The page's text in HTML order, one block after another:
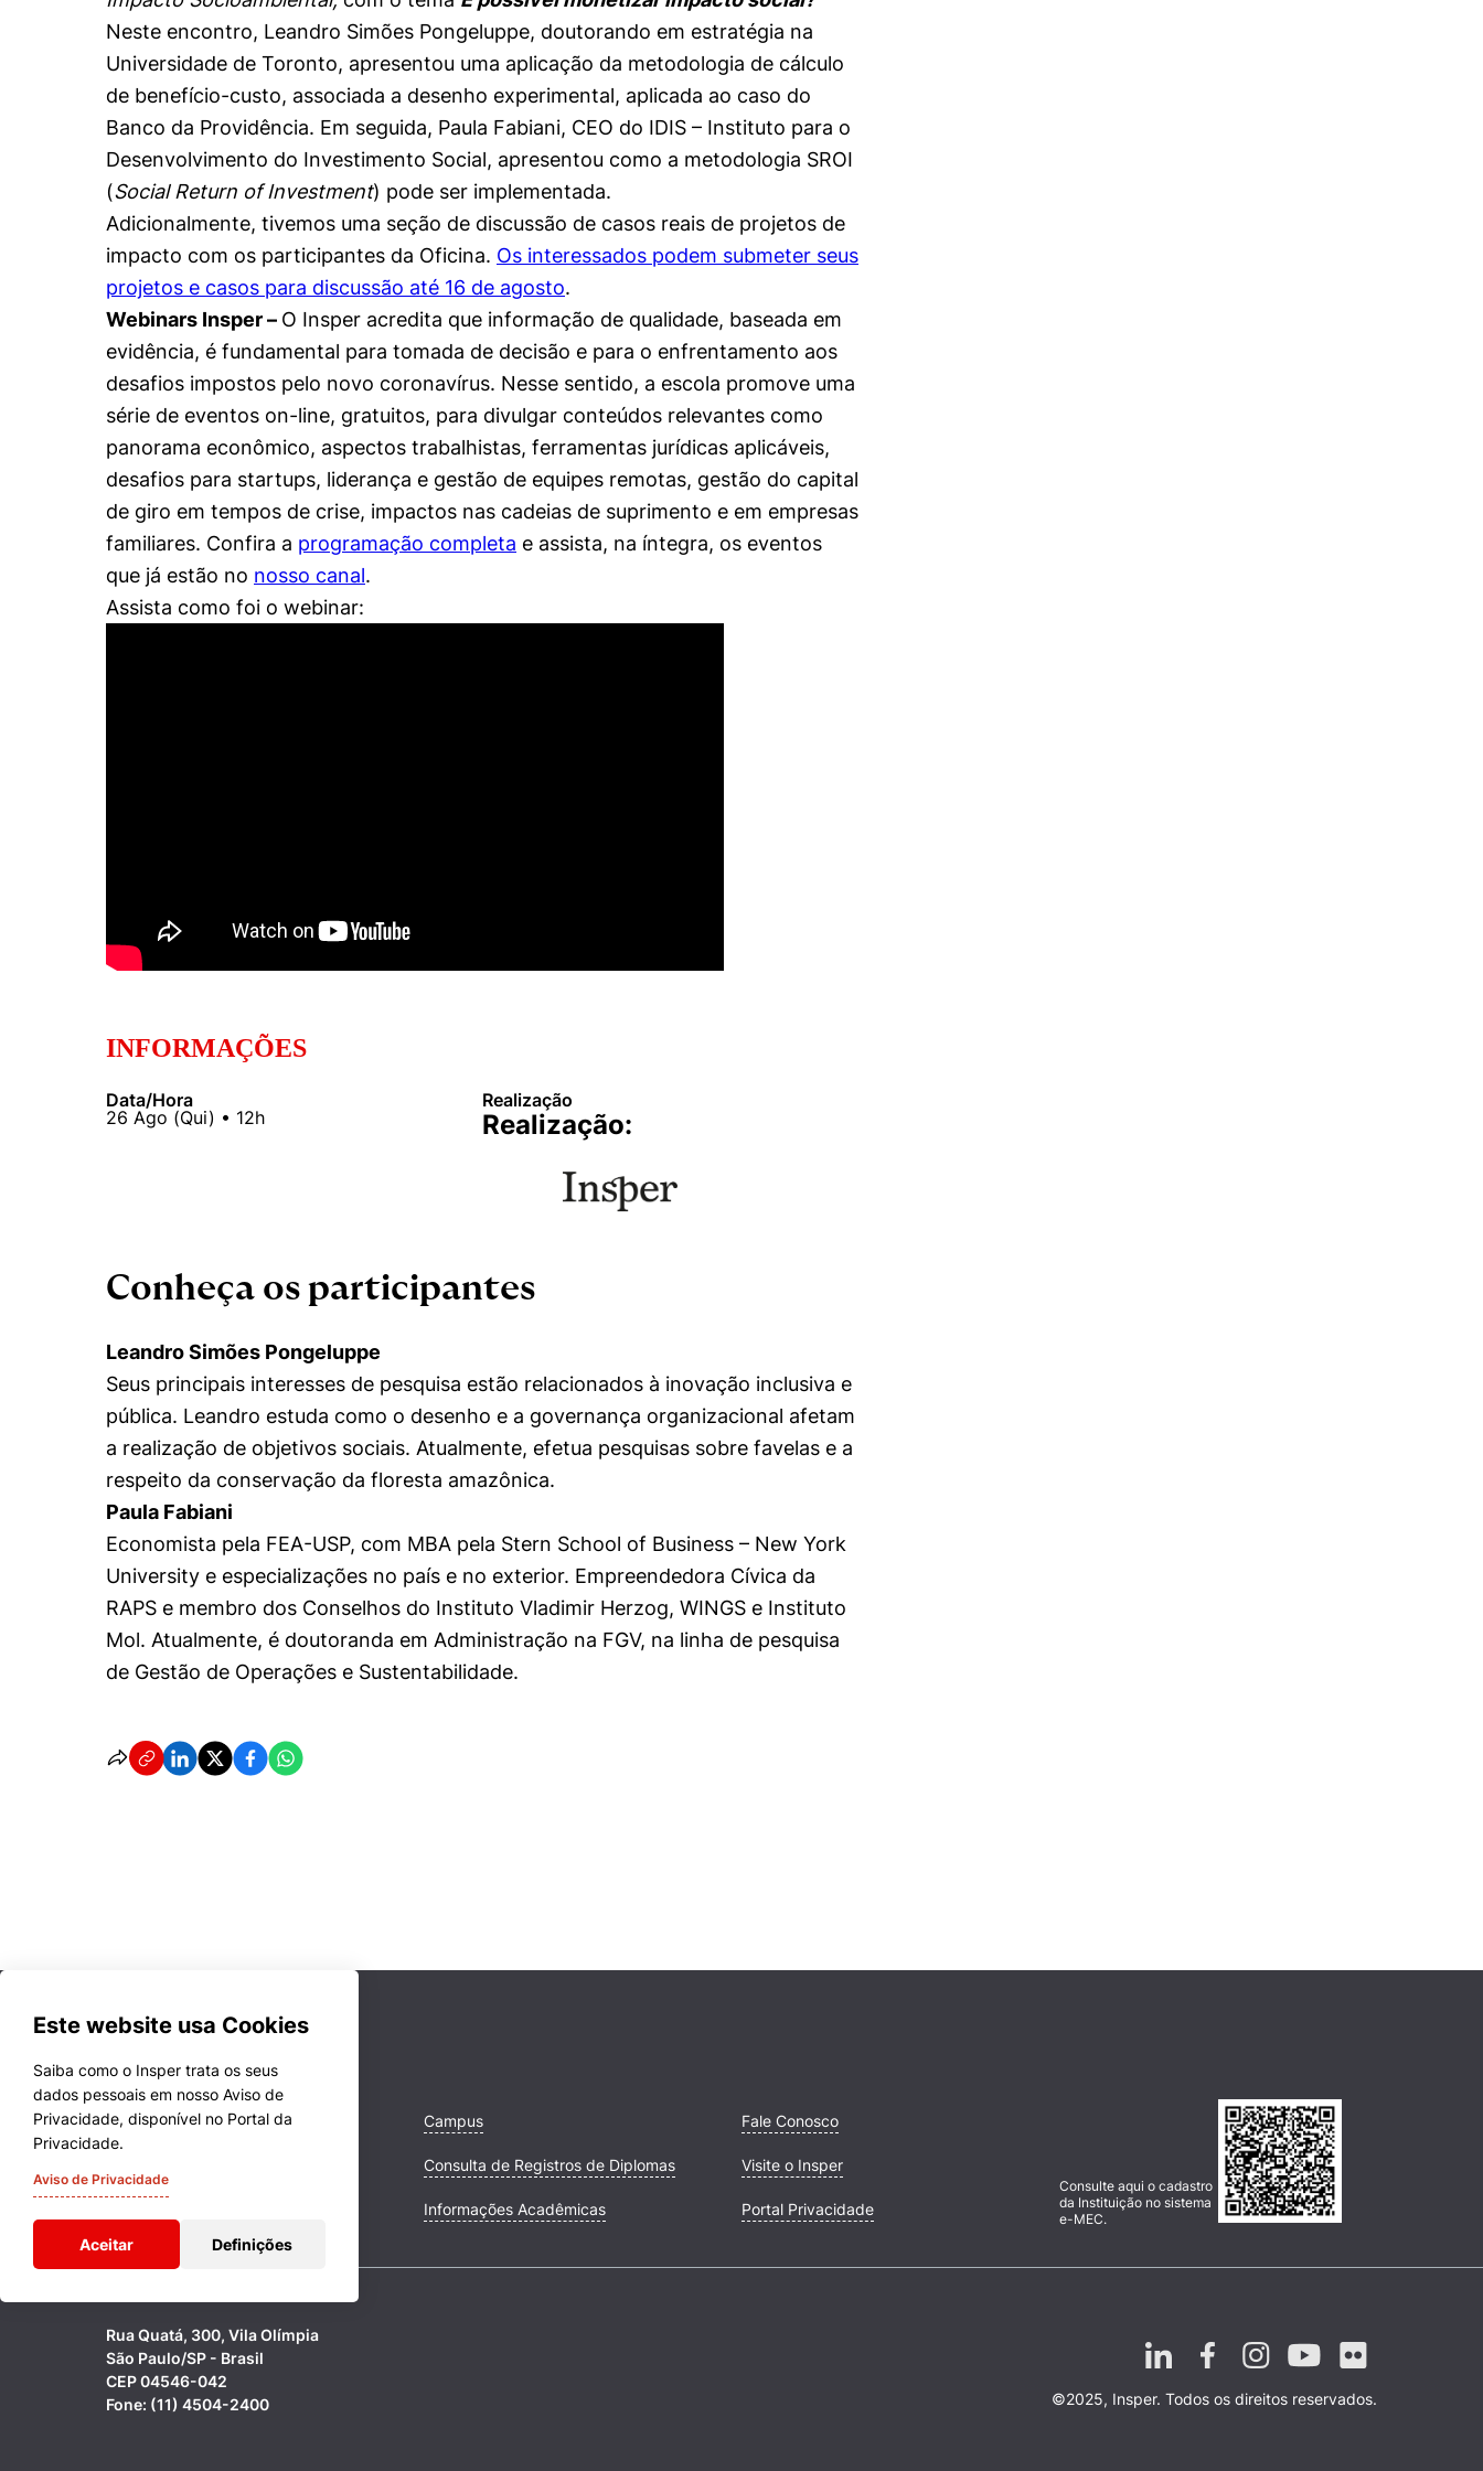
Conhecimento
Hub de Inovação e
Empreendedorismo
Women in Action
Trabalhe conosco
Repositório Institucional
Pesquisa na Graduação
Seminários Acadêmicos
Comitê de Ética em
Pesquisa
Instagram
Linkedin
Neste encontro, Leandro Simões Pongeluppe, doutorando em estratégia na
Universidade de Toronto, apresentou uma aplicação da metodologia de cálculo
de benefício-custo, associada a desenho experimental, aplicada ao caso do
Banco da Providência. Em seguida, Paula Fabiani, CEO do IDIS – Instituto para o
Desenvolvimento do Investimento Social, apresentou como a metodologia SROI
(Social Return of Investment) pode ser implementada.
Adicionalmente, tivemos uma seção de discussão de casos reais de projetos de
impacto com os participantes da Oficina. Os interessados podem submeter seus
projetos e casos para discussão até 16 de agosto.
Webinars Insper – O Insper acredita que informação de qualidade, baseada em
evidência, é fundamental para tomada de decisão e para o enfrentamento aos
desafios impostos pelo novo coronavírus. Nesse sentido, a escola promove uma
série de eventos on-line, gratuitos, para divulgar conteúdos relevantes como
panorama econômico, aspectos trabalhistas, ferramentas jurídicas aplicáveis,
desafios para startups, liderança e gestão de equipes remotas, gestão do capital
de giro em tempos de crise, impactos nas cadeias de suprimento e em empresas
familiares. Confira a programação completa e assista, na íntegra, os eventos
que já estão no nosso canal.
Assista como foi o webinar:
INFORMAÇÕES
Data/Hora
26 Ago (Qui) • 12h
Realização
Realização:
Conheça os participantes
Leandro Simões Pongeluppe
Seus principais interesses de pesquisa estão relacionados à inovação inclusiva e
pública. Leandro estuda como o desenho e a governança organizacional afetam
a realização de objetivos sociais. Atualmente, efetua pesquisas sobre favelas e a
respeito da conservação da floresta amazônica.
Paula Fabiani
Economista pela FEA-USP, com MBA pela Stern School of Business – New York
University e especializações no país e no exterior. Empreendedora Cívica da
RAPS e membro dos Conselhos do Instituto Vladimir Herzog, WINGS e Instituto
Mol. Atualmente, é doutoranda em Administração na FGV, na linha de pesquisa
de Gestão de Operações e Sustentabilidade.
Este website usa Cookies
Saiba como o Insper trata os seus
dados pessoais em nosso Aviso de
Privacidade, disponível no Portal da
Privacidade.
Aviso de Privacidade
Aceitar Definições
Cookies de preferências de usuário
Cursos Campus
Consulta de Registros de Diplomas
Informações Acadêmicas
Fale Conosco
Visite o Insper
Portal Privacidade
Consulte aqui o cadastro
da Instituição no sistema
e-MEC.
Rua Quatá, 300, Vila Olímpia
São Paulo/SP - Brasil
CEP 04546-042
Fone: (11) 4504-2400
©2025, Insper. Todos os direitos reservados.